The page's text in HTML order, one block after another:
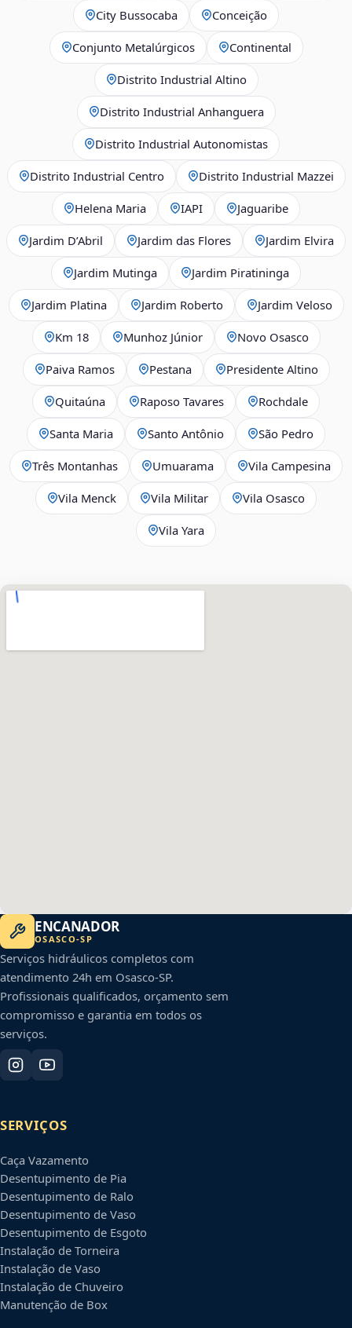
City Bussocaba Conceição
Conjunto Metalúrgicos Continental
Distrito Industrial Altino
Distrito Industrial Anhanguera
Distrito Industrial Autonomistas
Distrito Industrial Centro Distrito Industrial Mazzei
Helena Maria IAPI Jaguaribe
Jardim D’Abril Jardim das Flores Jardim Elvira
Jardim Mutinga Jardim Piratininga
Jardim Platina Jardim Roberto Jardim Veloso
Km 18 Munhoz Júnior Novo Osasco
Paiva Ramos Pestana Presidente Altino
Quitaúna Raposo Tavares Rochdale
Santa Maria Santo Antônio São Pedro
Três Montanhas Umuarama Vila Campesina
Vila Menck Vila Militar Vila Osasco
Vila Yara
ENCANADOR
OSASCO-SP
Serviços hidráulicos completos com
atendimento 24h em Osasco-SP.
Profissionais qualificados, orçamento sem
compromisso e garantia em todos os
serviços.
SERVIÇOS
Caça Vazamento
Desentupimento de Pia
Desentupimento de Ralo
Desentupimento de Vaso
Desentupimento de Esgoto
Instalação de Torneira
Instalação de Vaso
Instalação de Chuveiro
Manutenção de Box